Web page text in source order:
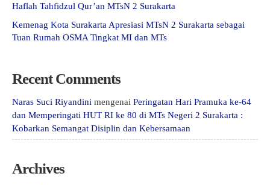
Haflah Tahfidzul Qur’an MTsN 2 Surakarta
Kemenag Kota Surakarta Apresiasi MTsN 2 Surakarta sebagai
Tuan Rumah OSMA Tingkat MI dan MTs
Recent Comments
Naras Suci Riyandini mengenai Peringatan Hari Pramuka ke-64
dan Memperingati HUT RI ke 80 di MTs Negeri 2 Surakarta :
Kobarkan Semangat Disiplin dan Kebersamaan
Archives